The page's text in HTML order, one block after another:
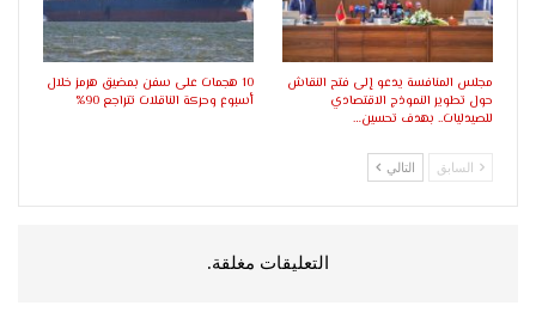
مجلس المنافسة يدعو إلى فتح النقاش
حول تطوير النموذج الاقتصادي
للصيدليات.. بهدف تحسين…
10 هجمات على سفن بمضيق هرمز خلال
أسبوع وحركة الناقلات تتراجع 90%
السابق التالي
التعليقات مغلقة.